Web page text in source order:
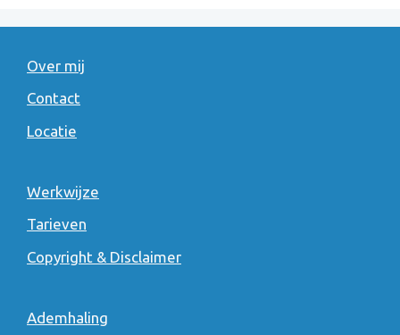
Over mij
Contact
Locatie
Werkwijze
Tarieven
Copyright & Disclaimer
Ademhaling